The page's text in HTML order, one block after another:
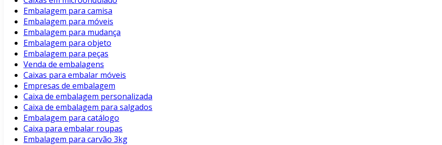
Embalagem para camisa
Embalagem para móveis
Embalagem para mudança
Embalagem para objeto
Embalagem para peças
Venda de embalagens
Caixas para embalar móveis
Empresas de embalagem
Caixa de embalagem personalizada
Caixa de embalagem para salgados
Embalagem para catálogo
Caixa para embalar roupas
Embalagem para carvão 3kg